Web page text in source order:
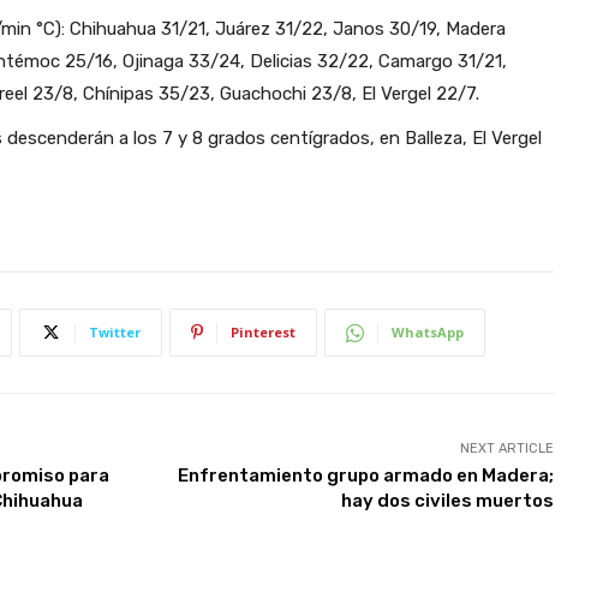
°C): Chihuahua 31/21, Juárez 31/22, Janos 30/19, Madera
25/16, Ojinaga 33/24, Delicias 32/22, Camargo 31/21,
23/8, Chínipas 35/23, Guachochi 23/8, El Vergel 22/7.
a los 7 y 8 grados centígrados, en Balleza, El Vergel
Twitter Pinterest WhatsApp
para
NEXT ARTICLE
Enfrentamiento grupo armado en Madera;
hay dos civiles muertos